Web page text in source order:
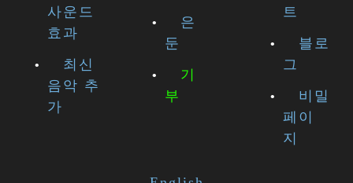
사운드
효과
최신
음악 추
가
은
둔
기
부
트
블로
그
비밀
페이
지